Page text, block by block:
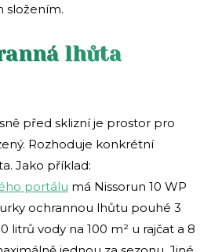
složením.
lhůta
před sklizní je prostor pro
Rozhoduje konkrétní
Jako příklad:
portálu má Nissorun 10 WP
ochrannou lhůtu pouhé 3
litrů vody na 100 m² u rajčat a 8